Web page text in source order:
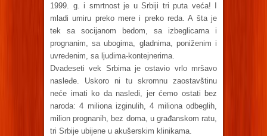
1999. g. i smrtnost je u Srbiji tri puta veća! I
mladi umiru preko mere i preko reda. A šta je
tek sa socijanom bedom, sa izbeglicama i
prognanim, sa ubogima, gladnima, poniženim i
uvređenim, sa ljudima-kontejnerima.
Dvadeseti vek Srbima je ostavio vrlo mršavo
nasleđe. Uskoro ni tu skromnu zaostavštinu
neće imati ko da nasledi, jer ćemo ostati bez
naroda: 4 miliona izginulih, 4 miliona odbeglih,
milion prognanih, bez doma, u građanskom ratu,
tri Srbije ubijene u akušerskim klinikama.